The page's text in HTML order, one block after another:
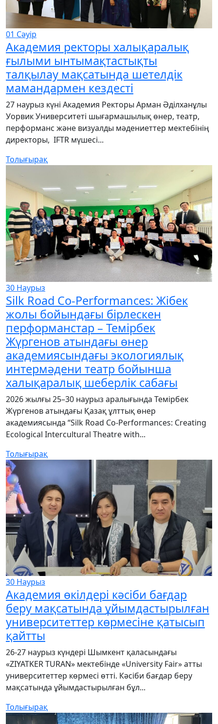
01 Сәуір
Академия ректоры халықаралық
ғылыми ынтымақтастықты
талқылау мақсатында шетелдік
мамандармен кездесті
27 наурыз күні Академия Ректоры Арман Әділханұлы
Уорвик Университеті шығармашылық өнер, театр,
перформанс және визуалды мәдениеттер мектебінің
директоры, IFTR мүшесі...
Толығырақ
30 Наурыз
Silk Road Co-Performances: Жібек
жолы бойындағы бірлескен
перформанстар – Темірбек
Жүргенов атындағы өнер
академиясындағы экологиялық
интермәдени театр бойынша
халықаралық шеберлік сабағы
2026 жылғы 25–30 наурыз аралығында Темірбек
Жүргенов атындағы Қазақ ұлттық өнер
академиясында “Silk Road Co-Performances: Creating
Ecological Intercultural Theatre with...
Толығырақ
30 Наурыз
Академия өкілдері кәсіби бағдар
беру мақсатында ұйымдастырылған
университеттер көрмесіне қатысып
қайтты
26-27 наурыз күндері Шымкент қаласындағы
«ZIYATKER TURAN» мектебінде «University Fair» атты
университеттер көрмесі өтті. Кәсіби бағдар беру
мақсатында ұйымдастырылған бұл...
Толығырақ